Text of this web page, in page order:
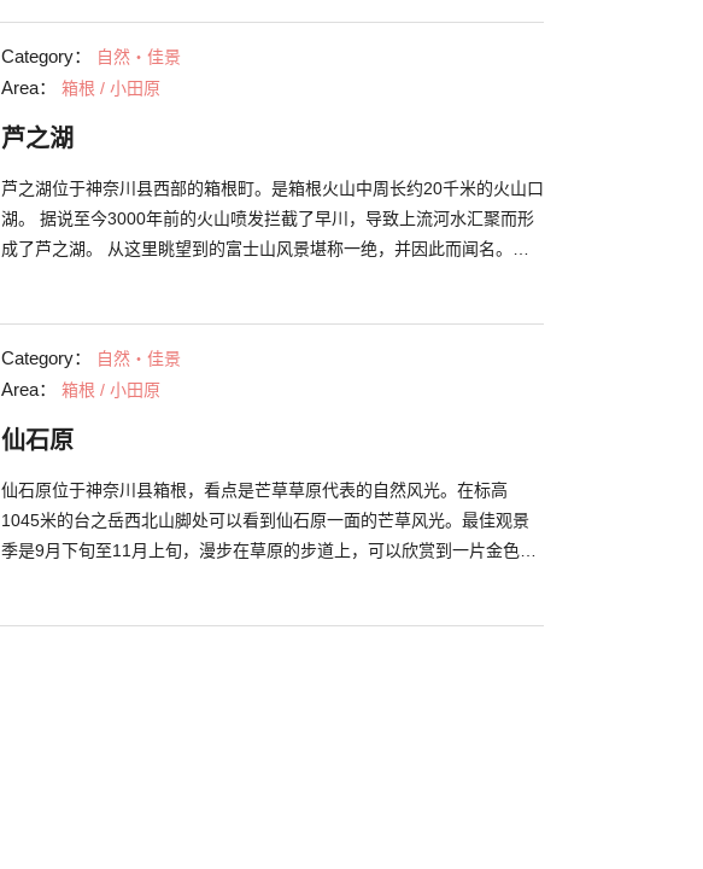
醇的美味磅蛋糕及特别菜单哦。
Category： 自然・佳景
Area： 箱根 / 小田原
芦之湖
芦之湖位于神奈川县西部的箱根町。是箱根火山中周长约20千米的火山口
湖。 据说至今3000年前的火山喷发拦截了早川，导致上流河水汇聚而形
成了芦之湖。 从这里眺望到的富士山风景堪称一绝，并因此而闻名。从
Category： 自然・佳景
Area： 箱根 / 小田原
仙石原
仙石原位于神奈川县箱根，看点是芒草草原代表的自然风光。在标高
1045米的台之岳西北山脚处可以看到仙石原一面的芒草风光。最佳观景
季是9月下旬至11月上旬，漫步在草原的步道上，可以欣赏到一片金色的